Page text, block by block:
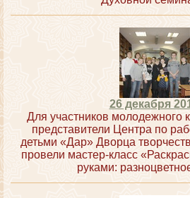
26 декабря
Для участников молодежного
представители Центра по
детьми «Дар» Дворца
провели мастер-класс
руками: